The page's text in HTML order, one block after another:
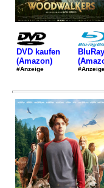
DVD kaufen
(Amazon)
#Anzeige